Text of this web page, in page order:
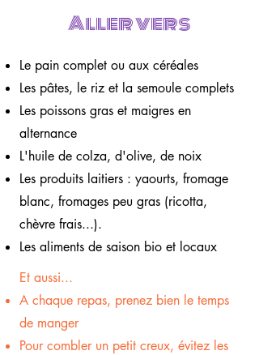
Aller vers
Le pain complet ou aux céréales
Les pâtes, le riz et la semoule complets
Les poissons gras et maigres en
alternance
L'huile de colza, d'olive, de noix
Les produits laitiers : yaourts, fromage
blanc, fromages peu gras (ricotta,
chèvre frais...).
Les aliments de saison bio et locaux
Et aussi...
A chaque repas, prenez bien le temps
de manger
Pour combler un petit creux, évitez les